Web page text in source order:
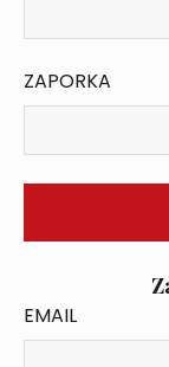
ZAPORKA
EMAIL